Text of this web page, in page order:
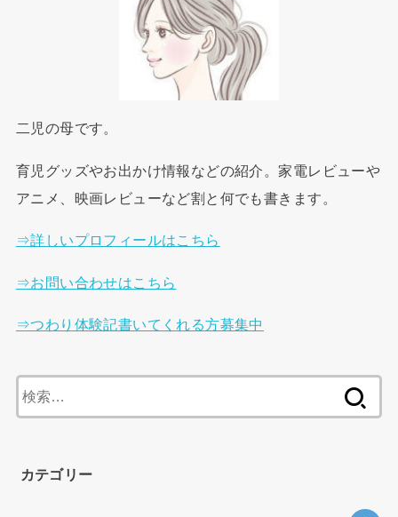
二児の母です。
育児グッズやお出かけ情報などの紹介。家電レビューや
アニメ、映画レビューなど割と何でも書きます。
⇒詳しいプロフィールはこちら
⇒お問い合わせはこちら
⇒つわり体験記書いてくれる方募集中
索
カテゴリー